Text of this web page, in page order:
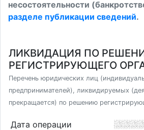
несостоятельности
разделе публикации сведений.
ЛИКВИДАЦИЯ ПО
РЕГИСТРИРУЮЩЕГО
Перечень юридических лиц
предпринимателей), ликвидируемых
прекращается) по решению
Дата операции